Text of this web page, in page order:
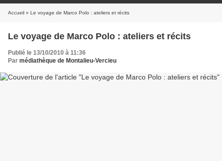
Accueil » Le voyage de Marco Polo : ateliers et récits
Le voyage de Marco Polo : ateliers et récits
Publié le 13/10/2010 à 11:36
Par médiathèque de Montalieu-Vercieu